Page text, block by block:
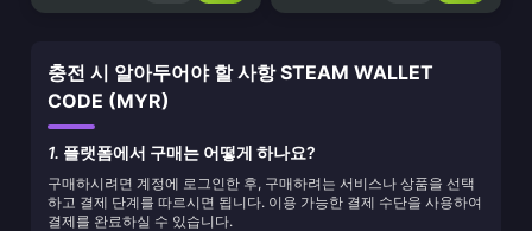
충전 시 알아두어야 할 사항 STEAM WALLET
CODE (MYR)
1. 플랫폼에서 구매는 어떻게 하나요?
구매하시려면 계정에 로그인한 후, 구매하려는 서비스나 상품을 선택
하고 결제 단계를 따르시면 됩니다. 이용 가능한 결제 수단을 사용하여
결제를 완료하실 수 있습니다.